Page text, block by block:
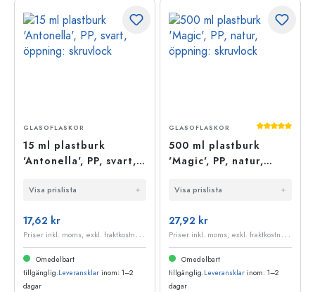
GLASOFLASKOR
15 ml plastburk
'Antonella', PP, svart,
Visa prislista
17,62 kr
P
riser inkl. moms, exkl. fraktkostnader
Omedelbart
tillgänglig.Leveransklar inom: 1–2
dagar
GLASOFLASKOR
500 ml plastburk
'Magic', PP, natur,
Visa prislista
27,92 kr
P
riser inkl. moms, exkl. fraktkostnader
Omedelbart
tillgänglig.Leveransklar inom: 1–2
dagar